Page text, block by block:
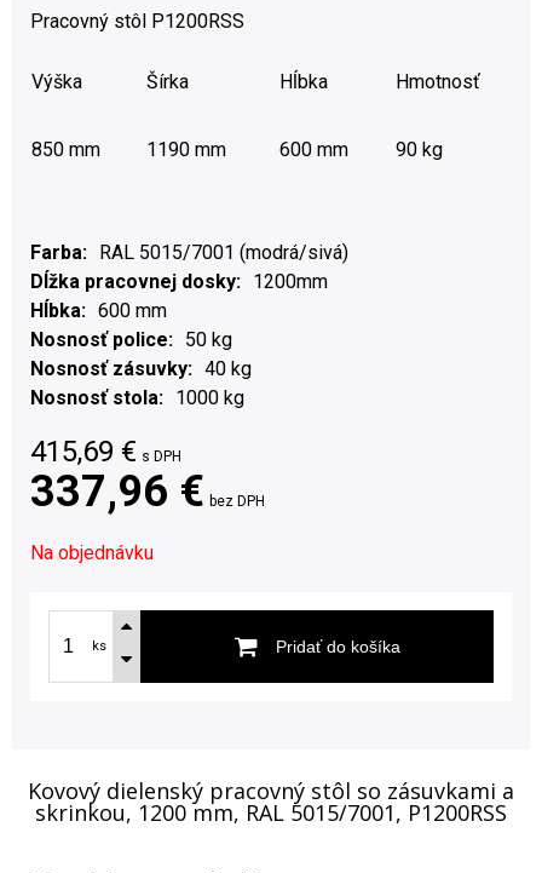
Pracovný stôl P1200RSS
Výška Šírka Hĺbka Hmotnosť
850 mm 1190 mm 600 mm 90 kg
Farba
RAL 5015/7001 (modrá/sivá)
Dĺžka pracovnej dosky
1200mm
Hĺbka
600 mm
Nosnosť police
50 kg
Nosnosť zásuvky
40 kg
Nosnosť stola
1000 kg
415,69 € s DPH
337,96 € bez DPH
Na objednávku
ks Pridať do košíka
Kovový dielenský pracovný stôl so zásuvkami a
skrinkou, 1200 mm, RAL 5015/7001, P1200RSS